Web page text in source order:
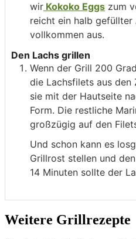
wir Kokoko Eggs zum
reicht ein halb gefüllter
vollkommen aus.
Den Lachs grillen
Wenn der Grill 200
die Lachsfilets aus
sie mit der Hautseite
Form. Die restliche
großzügig auf den
Und schon kann es
Grillrost stellen und
14 Minuten sollte der
Weitere Grillrezepte